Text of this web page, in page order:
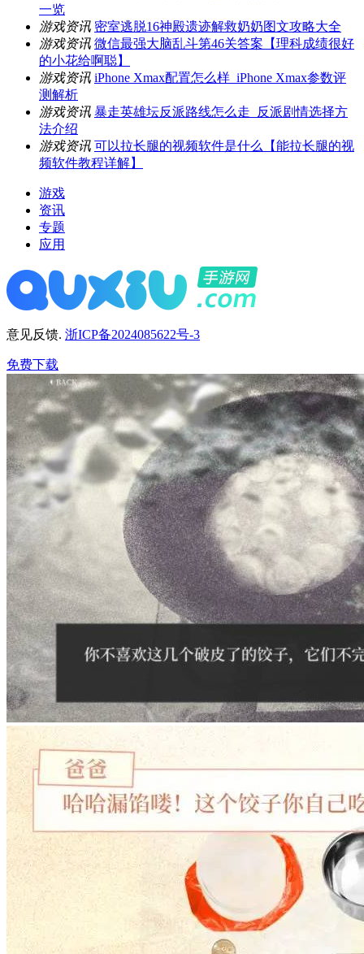
一览
游戏资讯 密室逃脱16神殿遗迹解救奶奶图文攻略大全
游戏资讯 微信最强大脑乱斗第46关答案【理科成绩很好
的小花给啊聪】
游戏资讯 iPhone Xmax配置怎么样_iPhone Xmax参数评
测解析
游戏资讯 暴走英雄坛反派路线怎么走_反派剧情选择方
法介绍
游戏资讯 可以拉长腿的视频软件是什么【能拉长腿的视
频软件教程详解】
游戏
资讯
专题
应用
意见反馈. 浙ICP备2024085622号-3
免费下载